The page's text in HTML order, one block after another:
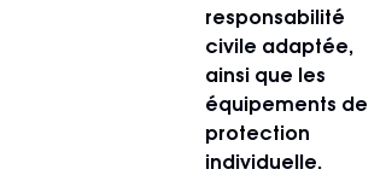
responsabilité
civile adaptée,
ainsi que les
équipements de
protection
individuelle.